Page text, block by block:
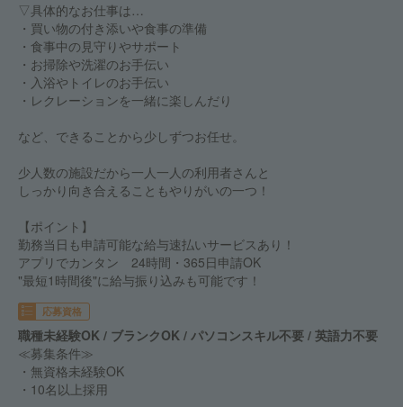
▽具体的なお仕事は…
・買い物の付き添いや食事の準備
・食事中の見守りやサポート
・お掃除や洗濯のお手伝い
・入浴やトイレのお手伝い
・レクレーションを一緒に楽しんだり
など、できることから少しずつお任せ。
少人数の施設だから一人一人の利用者さんと
しっかり向き合えることもやりがいの一つ！
【ポイント】
勤務当日も申請可能な給与速払いサービスあり！
アプリでカンタン 24時間・365日申請OK
"最短1時間後"に給与振り込みも可能です！
応募資格
職種未経験OK / ブランクOK / パソコンスキル不要 / 英語力不要
≪募集条件≫
・無資格未経験OK
・10名以上採用